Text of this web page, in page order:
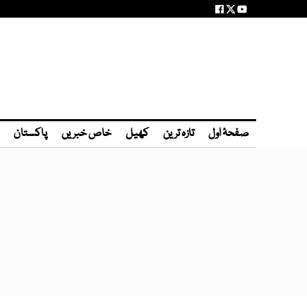
صفحۂ اول تازہ ترین کھیل خاص خبریں پاکستان